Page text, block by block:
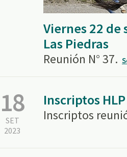
Viernes 22
Las Piedras
Reunión N° 37.
18
SET
2023
Inscriptos HLP
Inscriptos